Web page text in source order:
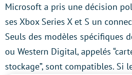
Microsoft a pris une décision
ses Xbox Series X et S un
Seuls des modèles spécifiques
ou Western Digital, appelés
stockage”, sont compatibles. Si